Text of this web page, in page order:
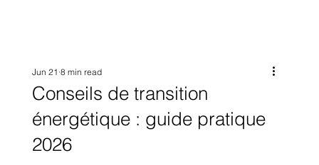
Conseils de transition
énergétique : guide pratique
2026
Jun 21 8 min read